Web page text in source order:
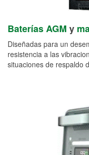
Baterías AGM y
Diseñadas para un
resistencia a las
situaciones de respaldo